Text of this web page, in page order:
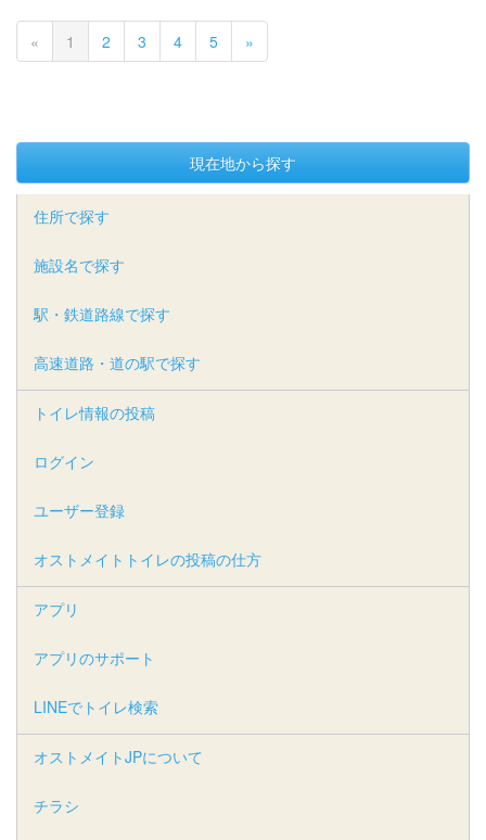
« 1 2 3 4 5 »
現在地から探す
住所で探す
施設名で探す
駅・鉄道路線で探す
高速道路・道の駅で探す
トイレ情報の投稿
ログイン
ユーザー登録
オストメイトトイレの投稿の仕方
アプリ
アプリのサポート
LINEでトイレ検索
オストメイトJPについて
チラシ